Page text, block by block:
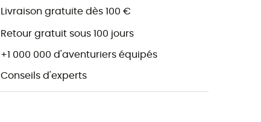
Livraison gratuite dès 100 €
Retour gratuit sous 100 jours
+1 000 000 d'aventuriers équipés
Conseils d'experts